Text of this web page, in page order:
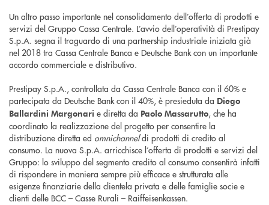
Un altro passo importante nel consolidamento dell’offerta di prodotti e
servizi del Gruppo Cassa Centrale. L’avvio dell’operatività di Prestipay
S.p.A. segna il traguardo di una partnership industriale iniziata già
nel 2018 tra Cassa Centrale Banca e Deutsche Bank con un importante
accordo commerciale e distributivo.
Prestipay S.p.A., controllata da Cassa Centrale Banca con il 60% e
partecipata da Deutsche Bank con il 40%, è presieduta da Diego
Ballardini Margonari e diretta da Paolo Massarutto, che ha
coordinato la realizzazione del progetto per consentire la
distribuzione diretta ed omnichanneldi prodotti di credito al
consumo. La nuova S.p.A. arricchisce l’offerta di prodotti e servizi del
Gruppo: lo sviluppo del segmento credito al consumo consentirà infatti
di rispondere in maniera sempre più efficace e strutturata alle
esigenze finanziarie della clientela privata e delle famiglie socie e
clienti delle BCC – Casse Rurali – Raiffeisenkassen.